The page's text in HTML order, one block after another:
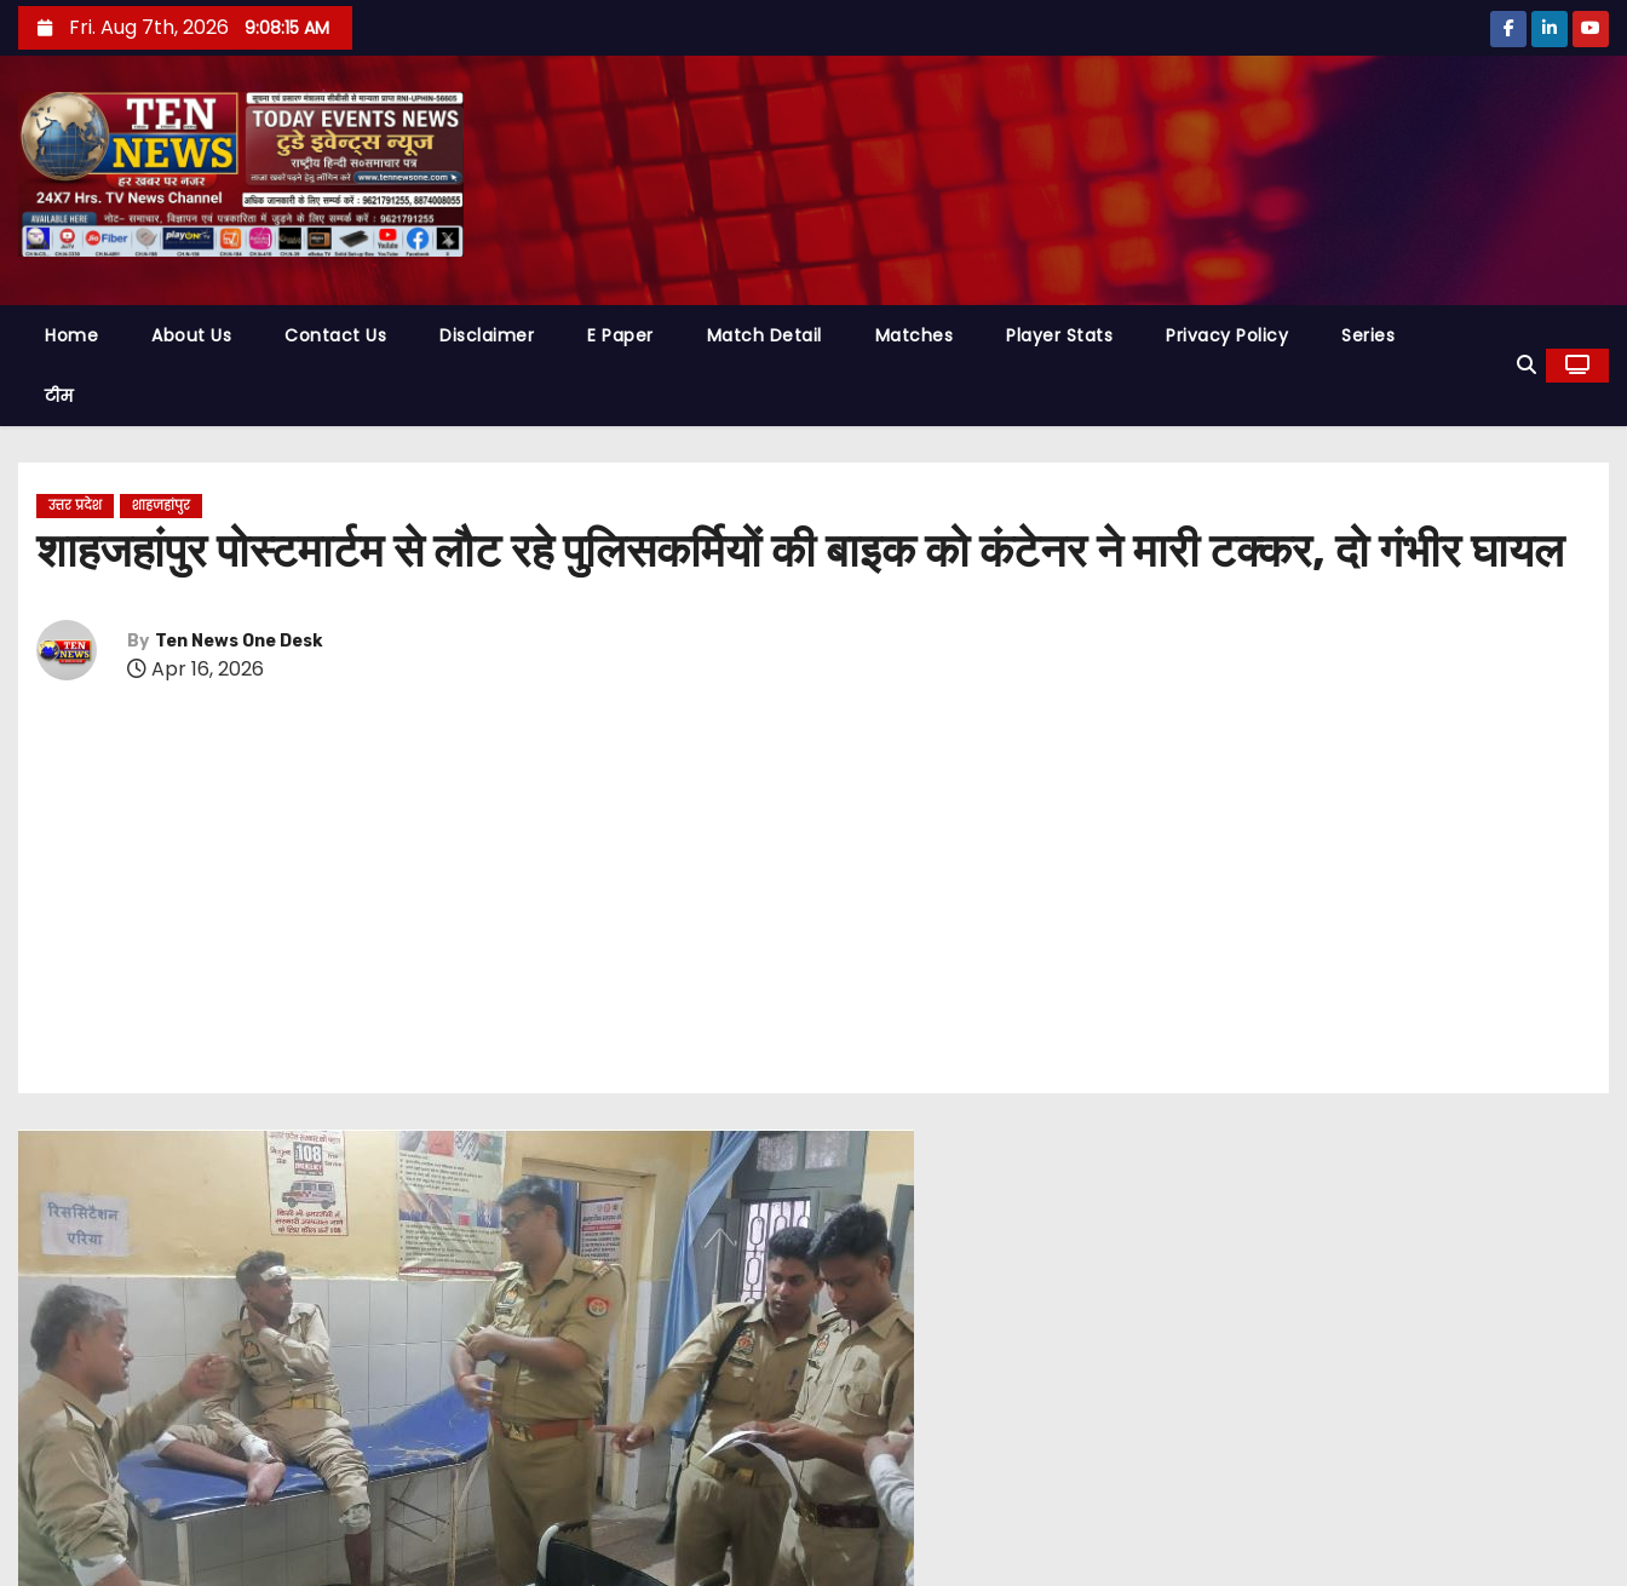
k
t
Fri. Aug 7th, 2026 9:08:15 AM
Home About Us Contact Us Disclaimer E Paper Match Detail Matches Player Stats Privacy Policy Series
टीम
उत्तर प्रदेश शाहजहांपुर
शाहजहांपुर पोस्टमार्टम से लौट रहे पुलिसकर्मियों की बाइक को कंटेनर ने मारी टक्कर, दो गंभीर घायल
By Ten News One Desk
Apr 16, 2026